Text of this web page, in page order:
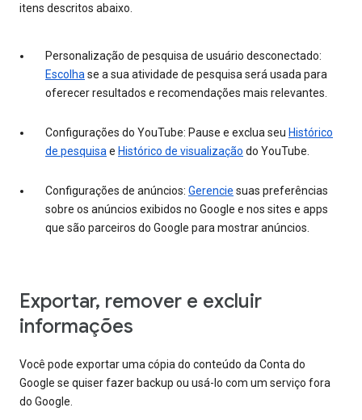
itens descritos abaixo.
Personalização de pesquisa de usuário desconectado:
Escolha se a sua atividade de pesquisa será usada para
oferecer resultados e recomendações mais relevantes.
Configurações do YouTube: Pause e exclua seu Histórico
de pesquisa e Histórico de visualização do YouTube.
Configurações de anúncios: Gerencie suas preferências
sobre os anúncios exibidos no Google e nos sites e apps
que são parceiros do Google para mostrar anúncios.
Exportar, remover e excluir
informações
Você pode exportar uma cópia do conteúdo da Conta do
Google se quiser fazer backup ou usá-lo com um serviço fora
do Google.